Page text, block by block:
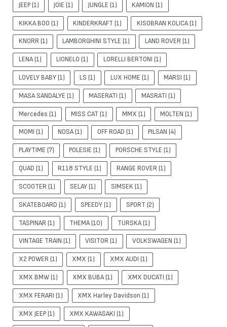
JEEP (1) JOIE (1) JUNGLE (1) KAMION (1)
KIKKA BOO (1) KINDERKRAFT (1) KISOBRAN KOLICA (1)
KNORR (1) LAMBORGHINI STYLE (1) LAND ROVER (1)
LENA (1) LIONELO (1) LORELLI BERTONI (1)
LOVELY BABY (1) LS (1) LUX HOME (1) MARSI (1)
MASA SANDALYE (1) MASERATI (1) MASRATI (1)
Mercedes (1) MISS CAT (1) MMX (1) MOLTEN (1)
MOMI (1) NOSA(1) OFF ROAD (1) PILSAN (4)
PLAYTIME (7) POLESIE (1) PORSCHE STYLE (1)
QUAD (1) R118 STYLE (1) RANGE ROVER (1)
SCOOTER (1) SELAY(1) SIMSEK (1)
SKATEBOARD (1) SPEEDY(1) SPORT (2)
TASPINAR (1) THEMA(10) TURSKA (1)
VINTAGE TRAIN (1) VISITOR(1) VOLKSWAGEN (1)
X2 POWER (1) XMX (1) XMX AUDI (1)
XMX BMW (1) XMX BUBA(1) XMX DUCATI (1)
XMX FERARI (1) XMX Harley Davidson (1)
XMX JEEP (1) XMX KAWASAKI (1)